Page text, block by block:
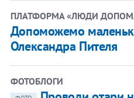
ПЛАТФОРМА «ЛЮДИ
Допоможемо
Олександра Пителя
ФОТОБЛОГИ